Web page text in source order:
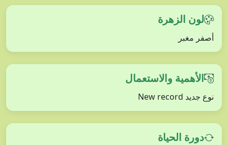
لون الزهرة
أصفر مغبر
الأهمية والاستعمال
نوع جديد New record
دورة الحياة